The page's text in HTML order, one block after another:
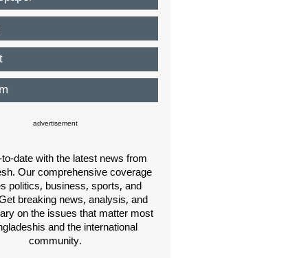
advertisement
date with the latest news from
Our comprehensive coverage
politics, business, sports, and
breaking news, analysis, and
on the issues that matter most
and the international
community.